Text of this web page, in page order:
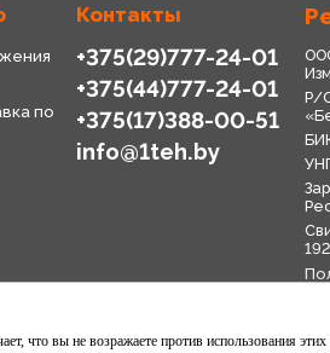
по
Контакты
+375(29)777-24-01
+375(44)777-24-01
+375(17)388-00-51
info@1teh.by
Р/
что вы не возражаете против использования этих